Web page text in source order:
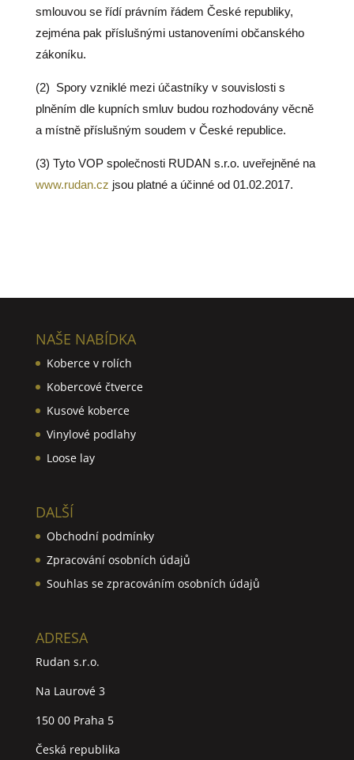
smlouvou se řídí právním řádem České republiky,
zejména pak příslušnými ustanoveními občanského
zákoníku.
(2) Spory vzniklé mezi účastníky v souvislosti s
plněním dle kupních smluv budou rozhodovány věcně
a místně příslušným soudem v České republice.
(3) Tyto VOP společnosti RUDAN s.r.o. uveřejněné na
www.rudan.cz jsou platné a účinné od 01.02.2017.
NAŠE NABÍDKA
Koberce v rolích
Kobercové čtverce
Kusové koberce
Vinylové podlahy
Loose lay
DALŠÍ
Obchodní podmínky
Zpracování osobních údajů
Souhlas se zpracováním osobních údajů
ADRESA
Rudan s.r.o.
Na Laurové 3
150 00 Praha 5
Česká republika